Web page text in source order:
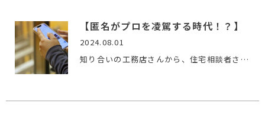
【匿名がプロを凌駕する時代！？】
2024.08.01
知り合いの工務店さんから、住宅相談者さんが、プロの意見より…